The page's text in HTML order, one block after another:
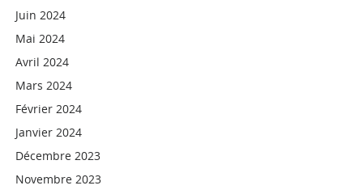
Juin 2024
Mai 2024
Avril 2024
Mars 2024
Février 2024
Janvier 2024
Décembre 2023
Novembre 2023